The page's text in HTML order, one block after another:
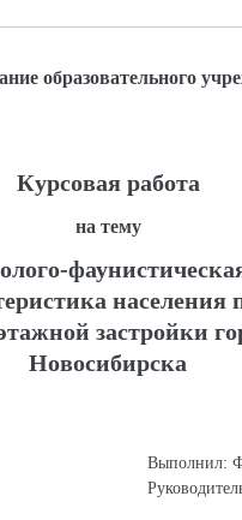
образовательного
Курсовая работа
на тему
населения
застройки
Новосибирска
Выполнил: